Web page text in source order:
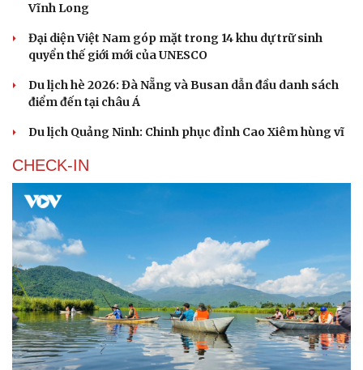
Vĩnh Long
Đại diện Việt Nam góp mặt trong 14 khu dự trữ sinh
quyển thế giới mới của UNESCO
Du lịch hè 2026: Đà Nẵng và Busan dẫn đầu danh sách
điểm đến tại châu Á
Du lịch Quảng Ninh: Chinh phục đỉnh Cao Xiêm hùng vĩ
CHECK-IN